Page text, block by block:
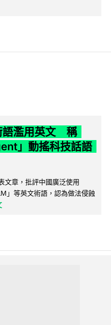
語濫用英文 稱
」動搖科技話語
文章，批評中國廣泛使用
」等英文術語，認為做法侵蝕